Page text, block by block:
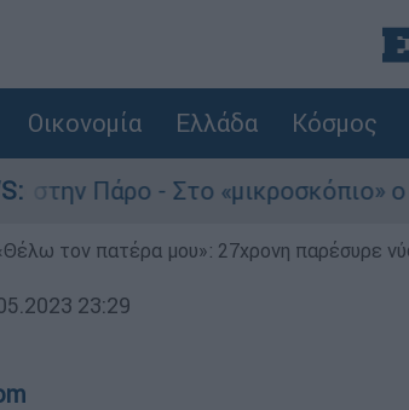
Οικονομία Ελλάδα Κόσμος
- Στο «μικροσκόπιο» ο ρόλος
τον πατέρα μου»: 27χρονη παρέσυρε
23:29